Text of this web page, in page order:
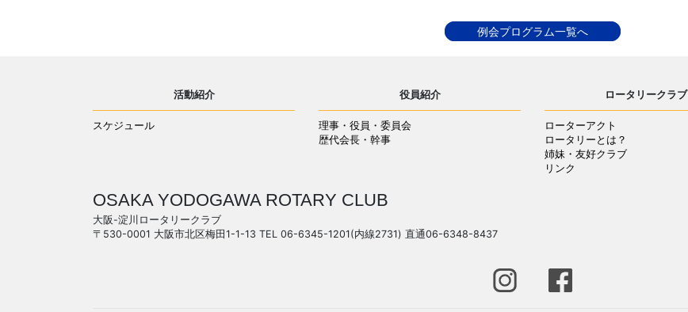
例会プログラム一覧へ
活動紹介
スケジュール
役員紹介
理事・役員・委員会
歴代会長・幹事
ロータリークラブ
ローターアクト
ロータリーとは？
姉妹・友好クラブ
リンク
OSAKA YODOGAWA ROTARY CLUB
大阪-淀川ロータリークラブ
〒530-0001 大阪市北区梅田1-1-13 TEL 06-6345-1201(内線2731) 直通06-6348-8437